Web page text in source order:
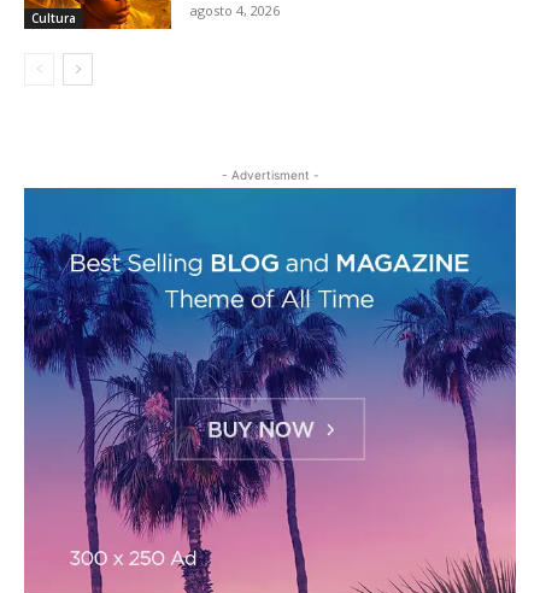
Cultura agosto 4, 2026
- Advertisment -